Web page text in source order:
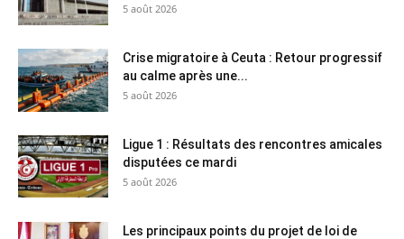
5 août 2026
Crise migratoire à Ceuta : Retour progressif
au calme après une...
5 août 2026
Ligue 1 : Résultats des rencontres amicales
disputées ce mardi
5 août 2026
Les principaux points du projet de loi de